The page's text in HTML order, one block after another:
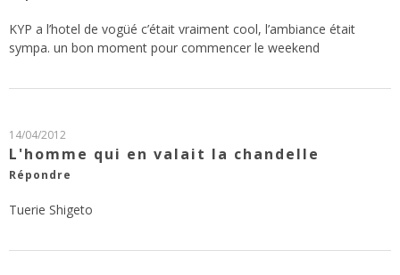
KYP a l’hotel de vogüé c’était vraiment cool, l’ambiance était
sympa. un bon moment pour commencer le weekend
14/04/2012
L'homme qui en valait la chandelle
Répondre
Tuerie Shigeto